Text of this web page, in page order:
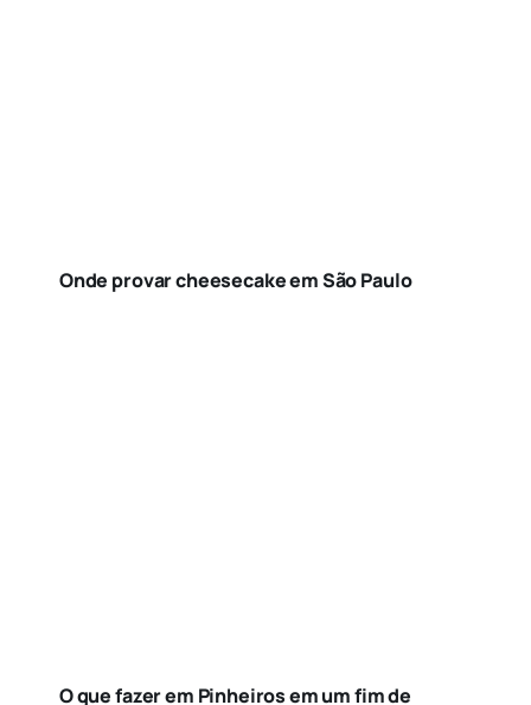
Onde provar cheesecake em São Paulo
O que fazer em Pinheiros em um fim de